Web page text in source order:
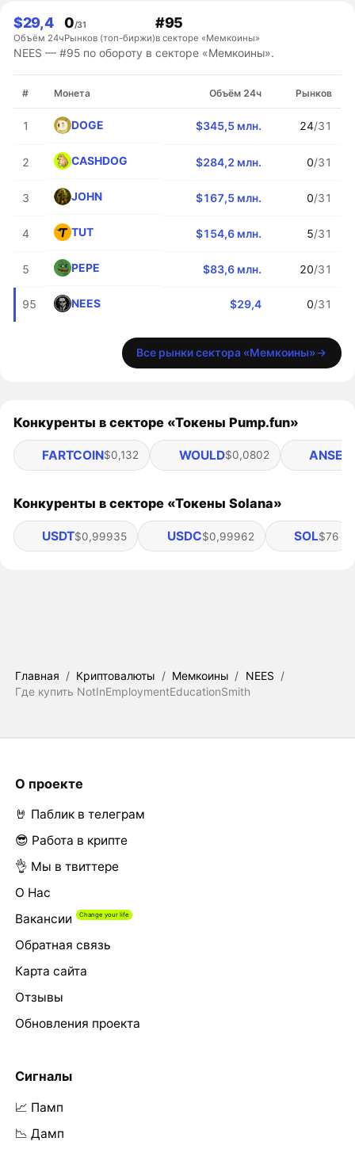
$29,4
Объём 24ч
0/31
Рынков (топ-биржи)
#95
в секторе «Мемкоины»
NEES — #95 по обороту в секторе «Мемкоины».
# Монета Объём 24ч Рынков
1 DOGE $345,5 млн. 24/31
2 CASHDOG $284,2 млн. 0/31
3 JOHN $167,5 млн. 0/31
4 TUT $154,6 млн. 5/31
5 PEPE $83,6 млн. 20/31
95 NEES $29,4 0/31
Все рынки сектора «Мемкоины»
Конкуренты в секторе «Токены Pump.fun»
FARTCOIN$0,132 WOULD$0,0802 ANSEM
Конкуренты в секторе «Токены Solana»
USDT$0,99935 USDC$0,99962 SOL$76
Главная / Криптовалюты / Мемкоины / NEES /
Где купить NotInEmploymentEducationSmith
О проекте
🤘 Паблик в телеграм
😎 Работа в крипте
👌 Мы в твиттере
О Нас
Вакансии
Обратная связь
Карта сайта
Отзывы
Обновления проекта
Сигналы
📈 Памп
📉 Дамп